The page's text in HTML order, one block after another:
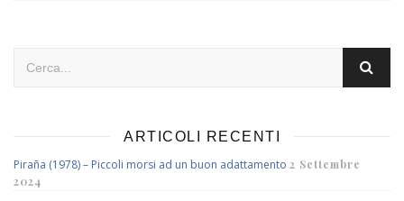
ARTICOLI RECENTI
Piraña (1978) – Piccoli morsi ad un buon adattamento 2 Settembre
2024